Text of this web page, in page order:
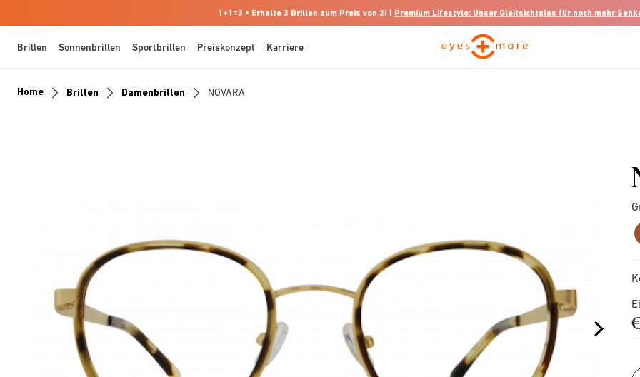
1+1=3 • Erhalte 3 Brillen zum Preis von 2! | Premium Lifestyle: Unser Gleitsichtglas für noch mehr
Brillen Sonnenbrillen Sportbrillen Preiskonzept Karriere
Home Brillen Damenbrillen NOVARA